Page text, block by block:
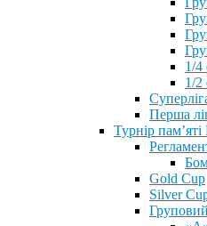
1/4
1/2
Перша
Турнір
Gold Cup
Silver